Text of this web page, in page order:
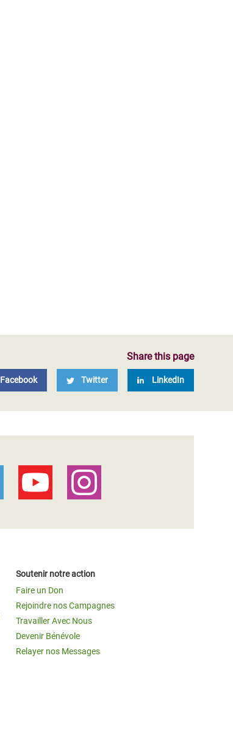
Share this page
Facebook Twitter LinkedIn
Soutenir notre action
Faire un Don
Rejoindre nos Campagnes
Travailler Avec Nous
Devenir Bénévole
Relayer nos Messages